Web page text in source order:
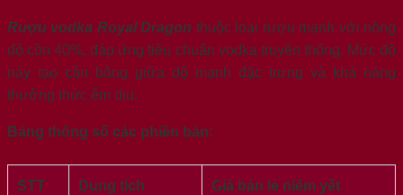
Rượu vodka Royal Dragon thuộc loại rượu mạnh với nồng
độ cồn 40%, đáp ứng tiêu chuẩn vodka truyền thống. Mức độ
này tạo cân bằng giữa độ mạnh đặc trưng và khả năng
thưởng thức êm dịu.
Bảng thông số các phiên bản:
STT Dung tích Giá bán lẻ niêm yết